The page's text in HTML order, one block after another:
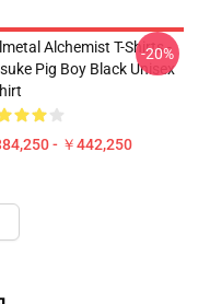
Alchemist T-Shirts -
Pig Boy Black Unisex
- ￥442,250
-20%